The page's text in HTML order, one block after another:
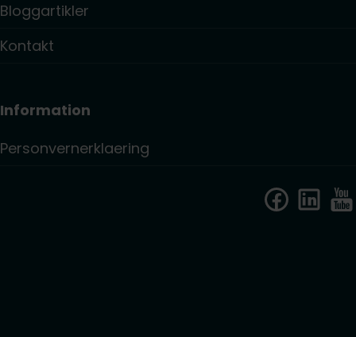
Bloggartikler
Kontakt
Information
Personvernerklaering